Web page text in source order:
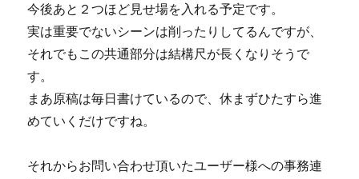
今後あと２つほど見せ場を入れる予定です。
実は重要でないシーンは削ったりしてるんですが、
それでもこの共通部分は結構尺が長くなりそうで
す。
まあ原稿は毎日書けているので、休まずひたすら進
めていくだけですね。
それからお問い合わせ頂いたユーザー様への事務連